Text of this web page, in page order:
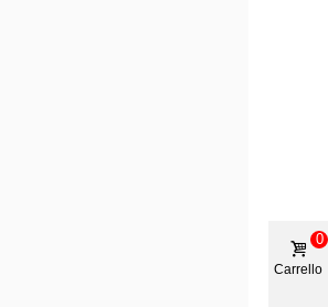
Carrello
0